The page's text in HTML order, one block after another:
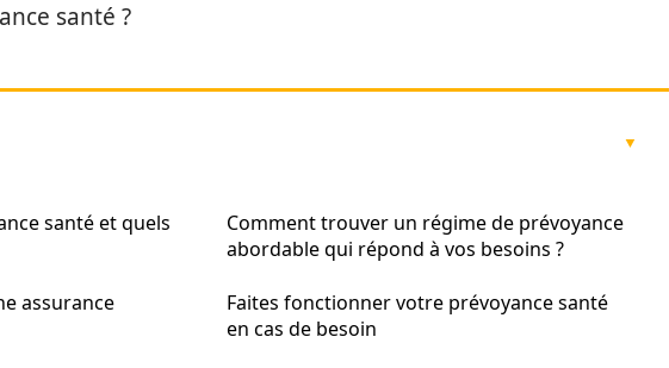
santé ?
santé et quels
assurance
Comment trouver un régime de prévoyance
abordable qui répond à vos besoins ?
Faites fonctionner votre prévoyance santé
en cas de besoin